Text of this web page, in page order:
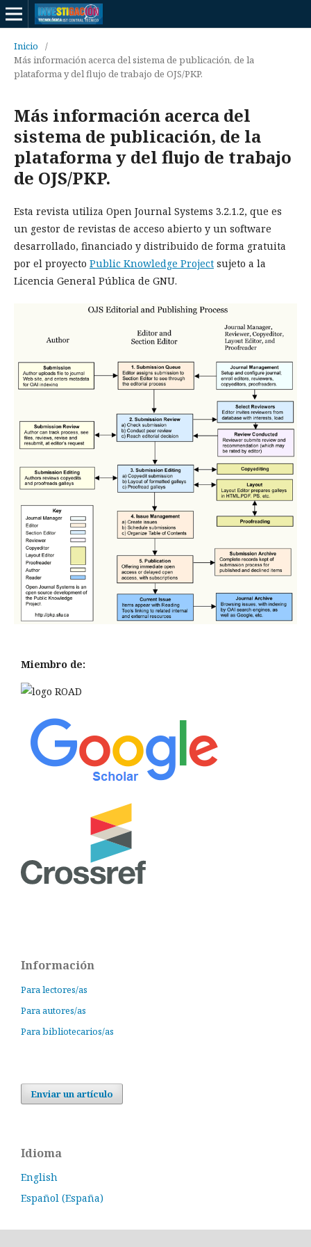
Inicio
/
Más información acerca del sistema de publicación, de la
plataforma y del flujo de trabajo de OJS/PKP.
Más información acerca del
sistema de publicación, de la
plataforma y del flujo de trabajo
de OJS/PKP.
Esta revista utiliza Open Journal Systems 3.2.1.2, que es
un gestor de revistas de acceso abierto y un software
desarrollado, financiado y distribuido de forma gratuita
por el proyecto Public Knowledge Project sujeto a la
Licencia General Pública de GNU.
Miembro de:
Información
Para lectores/as
Para autores/as
Para bibliotecarios/as
Enviar un artículo
Idioma
English
Español (España)